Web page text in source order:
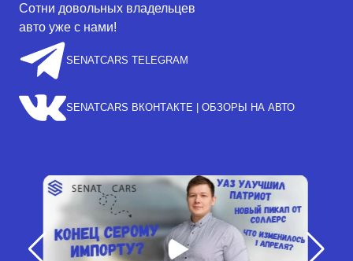
Сотни довольных владельцев
авто уже с нами!
SENATCARS TELEGRAM
SENATCARS ВКОНТАКТЕ | ОБЗОРЫ НА АВТО